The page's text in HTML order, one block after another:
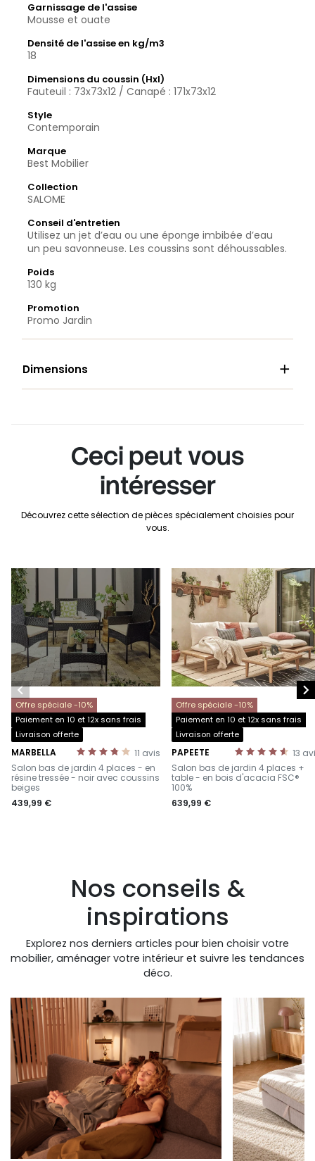
Garnissage de l'assise
Mousse et ouate
Densité de l'assise en kg/m3
18
Dimensions du coussin (Hxl)
Fauteuil : 73x73x12 / Canapé : 171x73x12
Style
Contemporain
Marque
Best Mobilier
Collection
SALOME
Conseil d'entretien
Utilisez un jet d’eau ou une éponge imbibée d’eau
un peu savonneuse. Les coussins sont déhoussables.
Poids
130 kg
Promotion
Promo Jardin
Dimensions 
Ceci peut vous
intéresser
Découvrez cette sélection de pièces spécialement choisies pour
vous.
Offre spéciale -10%
Paiement en 10 et 12x sans frais
Livraison offerte
11 avis
MARBELLA
-
Salon bas de jardin 4 places - en
résine tressée - noir avec coussins
beiges
439,99 €
Offre spéciale -10%
Paiement en 10 et 12x sans frais
Livraison offerte
13
PAPEETE
-
Salon bas de jardin 4 places +
table - en bois d'acacia FSC®
100%
639,99 €
 
Nos conseils &
inspirations
Explorez nos derniers articles pour bien choisir votre
mobilier, aménager votre intérieur et suivre les tendances
déco.